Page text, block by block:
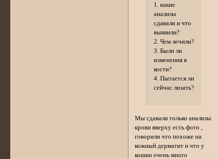
1. какие
анализы
сдавали и что
выявили?
2. Чем лечили?
3. Были ли
изменения в
кости?
4. Пытается ли
сейчас лизать?
Мы сдавали только анализы
крови вверху есть фото ,
говорили что похоже на
кожный дерматит и что у
кошки очень много